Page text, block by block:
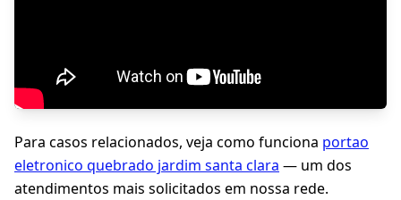
Para casos relacionados, veja como funciona portao
eletronico quebrado jardim santa clara — um dos
atendimentos mais solicitados em nossa rede.